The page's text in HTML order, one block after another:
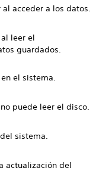
acceder a los datos.
leer el
guardados.
el sistema.
puede leer el disco.
sistema.
actualización del